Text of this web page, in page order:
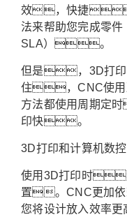
效，快捷
法来帮助您完成零
SLA）。
但是，3D打印
住，CNC使
方法都使用周期定
印快。
3D打印和计算机数
使用3D打印时
置。CNC更加
您将设计放入效率